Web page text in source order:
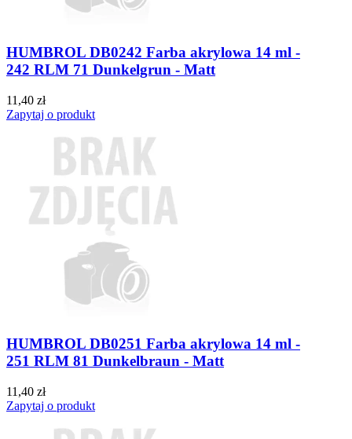
HUMBROL DB0242 Farba akrylowa 14 ml -
242 RLM 71 Dunkelgrun - Matt
11,40 zł
Zapytaj o produkt
HUMBROL DB0251 Farba akrylowa 14 ml -
251 RLM 81 Dunkelbraun - Matt
11,40 zł
Zapytaj o produkt